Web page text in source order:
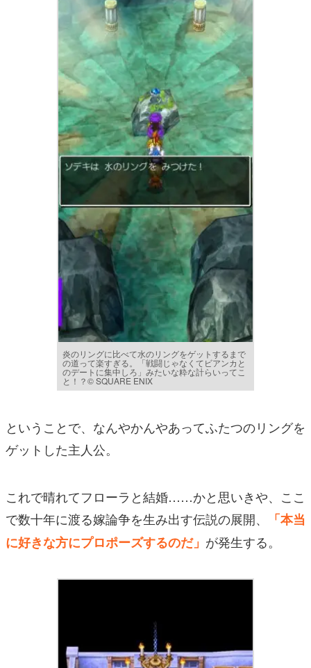
炎のリングに比べて水のリングをゲットするまで
の道って楽すぎる。「戦闘じゃなくてビアンカと
のデートに集中しろ」みたいな粋な計らいってこ
と！？© SQUARE ENIX
ということで、なんやかんやあってふたつのリングを
ゲットした主人公。
これで晴れてフローラと結婚……かと思いきや、ここ
で数十年に渡る嫁論争を生み出す伝説の展開、
「本当
に好きな方にプロポーズするのだ」 が発生する。